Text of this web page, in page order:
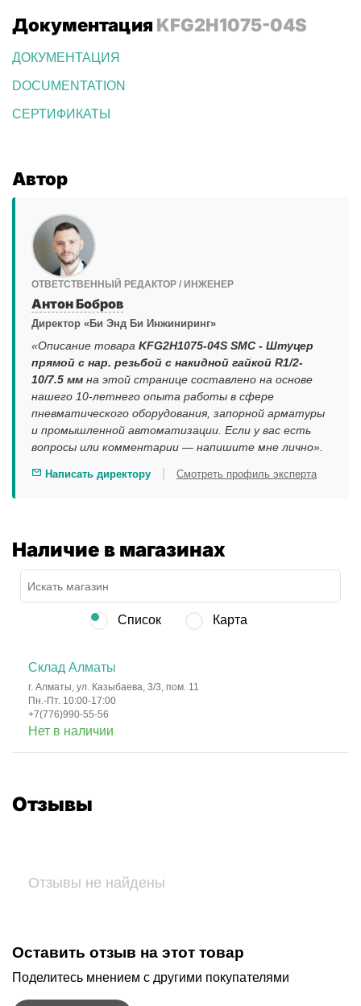
Документация KFG2H1075-04S
ДОКУМЕНТАЦИЯ
DOCUMENTATION
СЕРТИФИКАТЫ
Автор
ОТВЕТСТВЕННЫЙ РЕДАКТОР / ИНЖЕНЕР
Антон Бобров
Директор «Би Энд Би Инжиниринг»
«Описание товара KFG2H1075-04S SMC - Штуцер
прямой с нар. резьбой с накидной гайкой R1/2-
10/7.5 мм на этой странице составлено на основе
нашего 10-летнего опыта работы в сфере
пневматического оборудования, запорной арматуры
и промышленной автоматизации. Если у вас есть
вопросы или комментарии — напишите мне лично».
Написать директору Смотреть профиль эксперта
Наличие в магазинах
Список Карта
Склад Алматы
г. Алматы, ул. Казыбаева, 3/3, пом. 11
Пн.-Пт. 10:00-17:00
+7(776)990-55-56
Нет в наличии
Отзывы
Отзывы не найдены
Оставить отзыв на этот товар
Поделитесь мнением с другими покупателями